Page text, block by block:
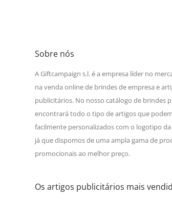
Sobre nós
A Giftcampaign s.l. é a empresa líder no
na venda online de brindes de empresa e
publicitários. No nosso catálogo de brindes
encontrará todo o tipo de artigos que
facilmente personalizados com o logotipo
já que dispomos de uma ampla gama de
promocionais ao melhor preço.
Os artigos publicitários mais